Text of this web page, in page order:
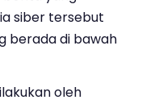
siber tersebut
berada di bawah
oleh